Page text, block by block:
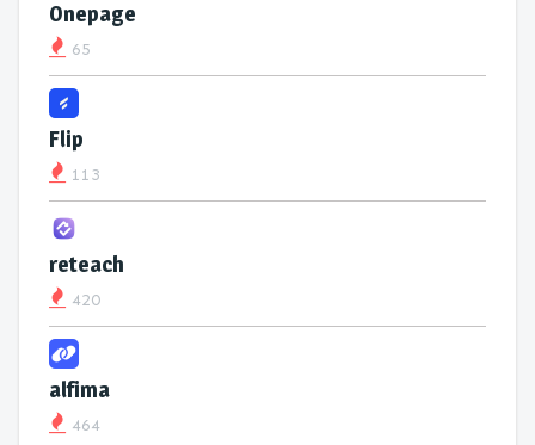
Onepage
65
Flip
113
reteach
420
alfima
464